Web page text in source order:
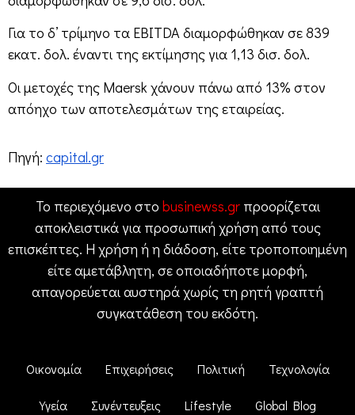
Για το δ’ τρίμηνο τα EBITDA διαμορφώθηκαν σε 839
εκατ. δολ. έναντι της εκτίμησης για 1,13 δισ. δολ.
Οι μετοχές της Maersk χάνουν πάνω από 13% στον
απόηχο των αποτελεσμάτων της εταιρείας.
Πηγή: capital.gr
Το περιεχόμενο στο businewss.grπροορίζεται
αποκλειστικά για προσωπική χρήση από τους
επισκέπτες. Η χρήση ή η διάδοση, είτε τροποποιημένη
είτε αμετάβλητη, σε οποιαδήποτε μορφή,
απαγορεύεται αυστηρά χωρίς τη ρητή γραπτή
συγκατάθεση του εκδότη.
Οικονομία Επιχειρήσεις Πολιτική Τεχνολογία
Υγεία Συνέντευξεις Lifestyle Global Blog